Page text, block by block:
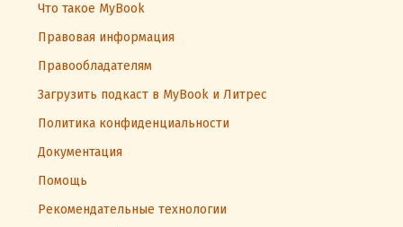
Что такое MyBook
Правовая информация
Правообладателям
Загрузить подкаст в MyBook и Литрес
Политика конфиденциальности
Документация
Помощь
Рекомендательные технологии